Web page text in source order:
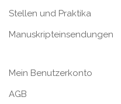
Stellen und Praktika
Manuskripteinsendungen
Mein Benutzerkonto
AGB